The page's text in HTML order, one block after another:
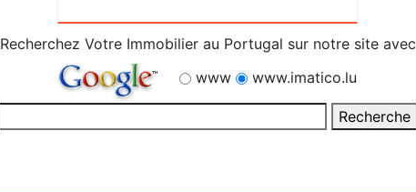
Recherchez Votre Immobilier au Portugal sur notre site avec
www
www.imatico.lu